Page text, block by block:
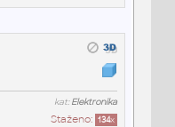
kat:Elektronika
Staženo: 134x